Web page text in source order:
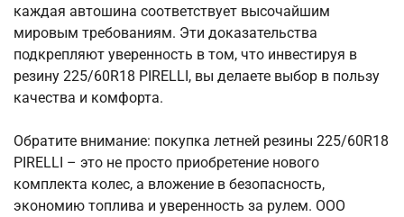
каждая автошина соответствует высочайшим
мировым требованиям. Эти доказательства
подкрепляют уверенность в том, что инвестируя в
резину 225/60R18 PIRELLI, вы делаете выбор в пользу
качества и комфорта.
Обратите внимание: покупка летней резины 225/60R18
PIRELLI – это не просто приобретение нового
комплекта колес, а вложение в безопасность,
экономию топлива и уверенность за рулем. ООО